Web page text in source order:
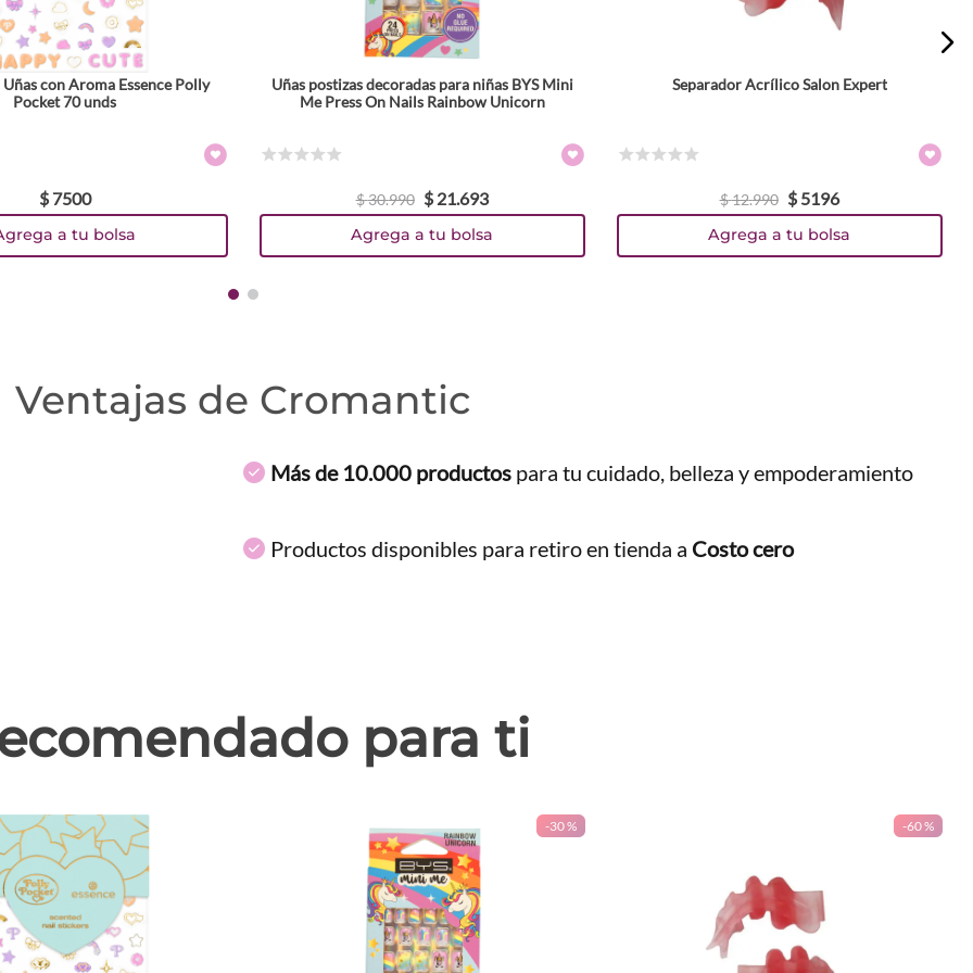
con Aroma Essence Polly
Pocket 70 unds
$ 7500
a tu bolsa
Uñas postizas decoradas para niñas BYS Mini
Me Press On Nails Rainbow Unicorn
$30.990 $ 21.693
Agrega a tu bolsa
Separador Acrílico Salon Expert
$12.990 $ 5196
Agrega a tu bolsa
Ventajas de Cromantic
Más de 10.000 productos para tu cuidado, belleza y empoderamiento
Productos disponibles para retiro en tienda a Costo cero
para ti
-30 % -60 %